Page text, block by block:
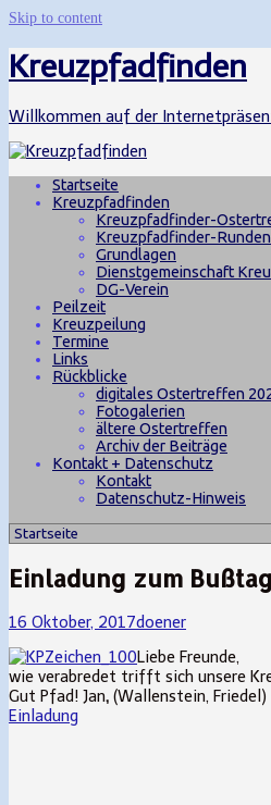
Skip to content
Kreuzpfadfinden
Willkommen auf der
Startseite
Kreuzpfadfinden
Kreuzpfadfinder-
Kreuzpfadfinder-Runden
Grundlagen
Dienstgemeinschaft
DG-Verein
Peilzeit
Kreuzpeilung
Termine
Links
Rückblicke
digitales Ostertreffen
Fotogalerien
ältere Ostertreffen
Archiv der Beiträge
Kontakt + Datenschutz
Kontakt
Datenschutz-Hinweis
Einladung zum
Einladung
Bußtagstreffen
2017
am
Sonntag,
16 Oktober, 2017Read
posts
by
the
doener
Liebe Freunde,
wie verabredet trifft sich unsere
Gut Pfad! Jan, (Wallenstein, Friedel)
Einladung